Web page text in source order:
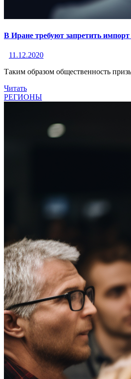
В Иране требуют запретить
11.12.2020
Таким образом общественность
Читать
РЕГИОНЫ